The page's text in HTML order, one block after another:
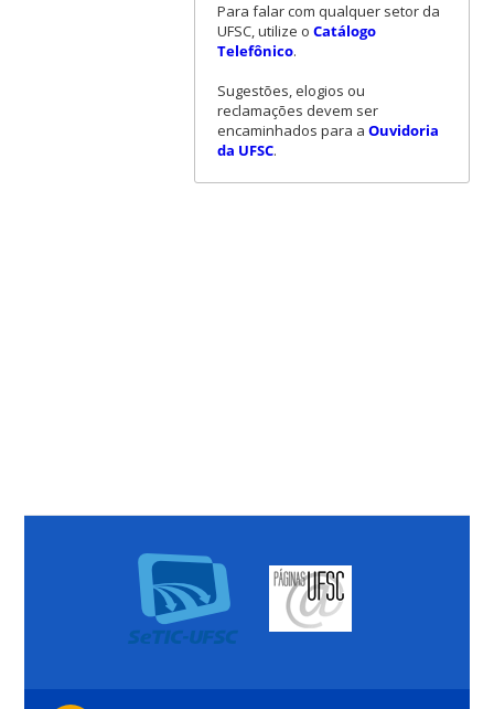
Para falar com qualquer setor da
UFSC, utilize o Catálogo
Telefônico.
Sugestões, elogios ou
reclamações devem ser
encaminhados para a Ouvidoria
da UFSC.